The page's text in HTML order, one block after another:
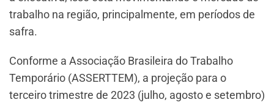
trabalho na região, principalmente, em períodos de
safra.
Conforme a Associação Brasileira do Trabalho
Temporário (ASSERTTEM), a projeção para o
terceiro trimestre de 2023 (julho, agosto e setembro)